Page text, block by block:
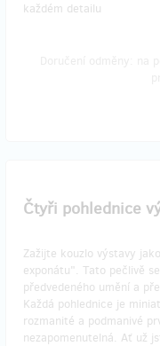
každém detailu
Čtyři pohlednice
Zažijte kouzlo výstavy
exponátu". Tato pečlivě
předvedeného umění a
Každá pohlednice je
rozmanité a podmanivé
nezapomenutelná. Ať už